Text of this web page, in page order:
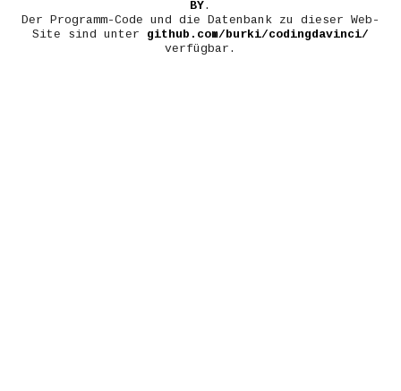
BY.
Der Programm-Code und die Datenbank zu dieser Web-
Site sind unter github.com/burki/codingdavinci/
verfügbar.